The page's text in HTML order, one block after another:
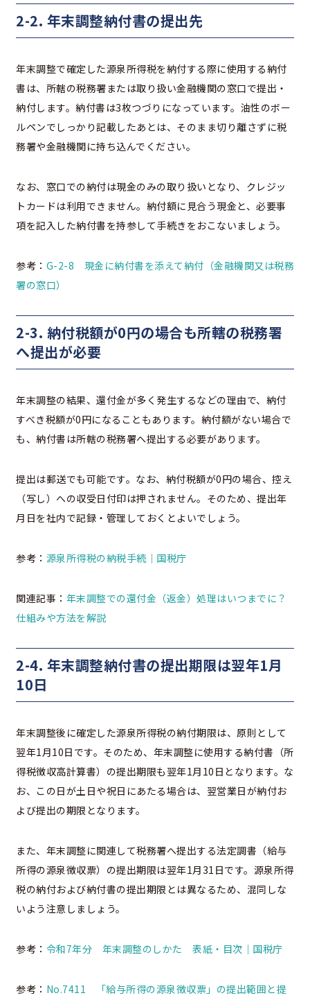
2-2. 年末調整納付書の提出先
年末調整で確定した源泉所得税を納付する際に使用する納付
書は、所轄の税務署または取り扱い金融機関の窓口で提出・
納付します。 納付書は3枚つづりになっています。油性のボー
ルペンでしっかり記載したあとは、そのまま切り離さずに税
務署や金融機関に持ち込んでください。
なお、窓口での納付は現金のみの取り扱いとなり、クレジッ
トカードは利用できません。納付額に見合う現金と、必要事
項を記入した納付書を持参して手続きをおこないましょう。
参考： G-2-8 現金に納付書を添えて納付（金融機関又は税務
署の窓口）
2-3. 納付税額が0円の場合も所轄の税務署
へ提出が必要
年末調整の結果、還付金が多く発生するなどの理由で、納付
すべき税額が0円になることもあります。納付額がない場合で
も、納付書は所轄の税務署へ提出する必要があります。
提出は郵送でも可能です。なお、納付税額が0円の場合、控え
（写し）への収受日付印は押されません。そのため、提出年
月日を社内で記録・管理しておくとよいでしょう。
参考： 源泉所得税の納税手続｜国税庁
関連記事： 年末調整での還付金（返金）処理はいつまでに？
仕組みや方法を解説
2-4. 年末調整納付書の提出期限は翌年1月
10日
年末調整後に確定した源泉所得税の納付期限は、原則として
翌年1月10日です。そのため、年末調整に使用する納付書（所
得税徴収高計算書）の提出期限も翌年1月10日となります。な
お、この日が土日や祝日にあたる場合は、翌営業日が納付お
よび提出の期限となります。
また、年末調整に関連して税務署へ提出する法定調書（給与
所得の源泉徴収票）の提出期限は翌年1月31日です。源泉所得
税の納付および納付書の提出期限とは異なるため、混同しな
いよう注意しましょう。
参考： 令和7年分 年末調整のしかた 表紙・目次｜国税庁
参考： No.7411 「給与所得の源泉徴収票」の提出範囲と提